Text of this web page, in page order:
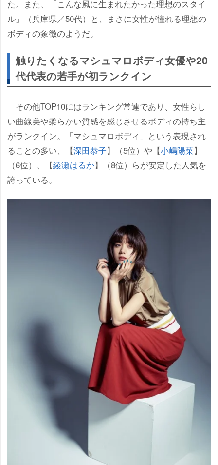
た。また、「こんな風に生まれたかった理想のスタイ
ル」（兵庫県／50代）と、まさに女性が憧れる理想の
ボディの象徴のようだ。
触りたくなるマシュマロボディ女優や20
代代表の若手が初ランクイン
その他TOP10にはランキング常連であり、女性らし
い曲線美や柔らかい質感を感じさせるボディの持ち主
がランクイン。「マシュマロボディ」という表現され
ることの多い、【深田恭子】（5位）や【小嶋陽菜】
（6位）、【綾瀬はるか】（8位）らが安定した人気を
誇っている。